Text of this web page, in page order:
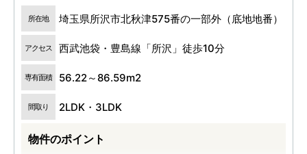
所在地 埼玉県所沢市北秋津575番の一部外（底地地番）
アクセス 西武池袋・豊島線「所沢」徒歩10分
専有面積 56.22～86.59m2
間取り 2LDK・3LDK
物件のポイント